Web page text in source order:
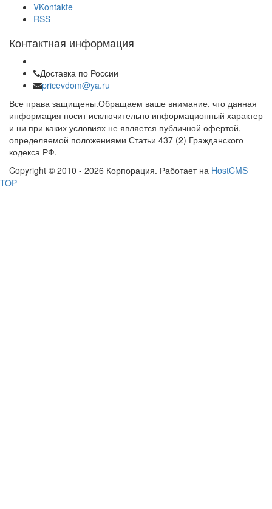
VKontakte
RSS
Контактная информация
Доставка по России
pricevdom@ya.ru
Все права защищены.Обращаем ваше внимание, что данная
информация носит исключительно информационный характер
и ни при каких условиях не является публичной офертой,
определяемой положениями Статьи 437 (2) Гражданского
кодекса РФ.
Copyright © 2010 - 2026 Корпорация. Работает на HostCMS
TOP